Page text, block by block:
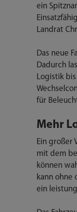
ein
Landrat
Das neue
Dadurch
Logistik
für
Mehr
Ein großer
mit dem
können
kann ohne
ein